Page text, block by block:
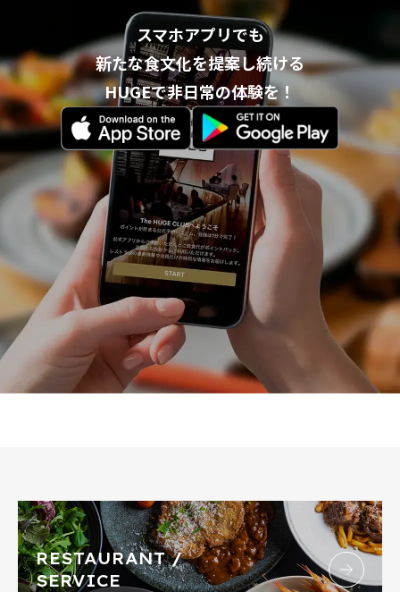
スマホアプリでも
新たな食文化を提案し続ける
HUGEで非日常の体験を！
RESTAURANT /
SERVICE